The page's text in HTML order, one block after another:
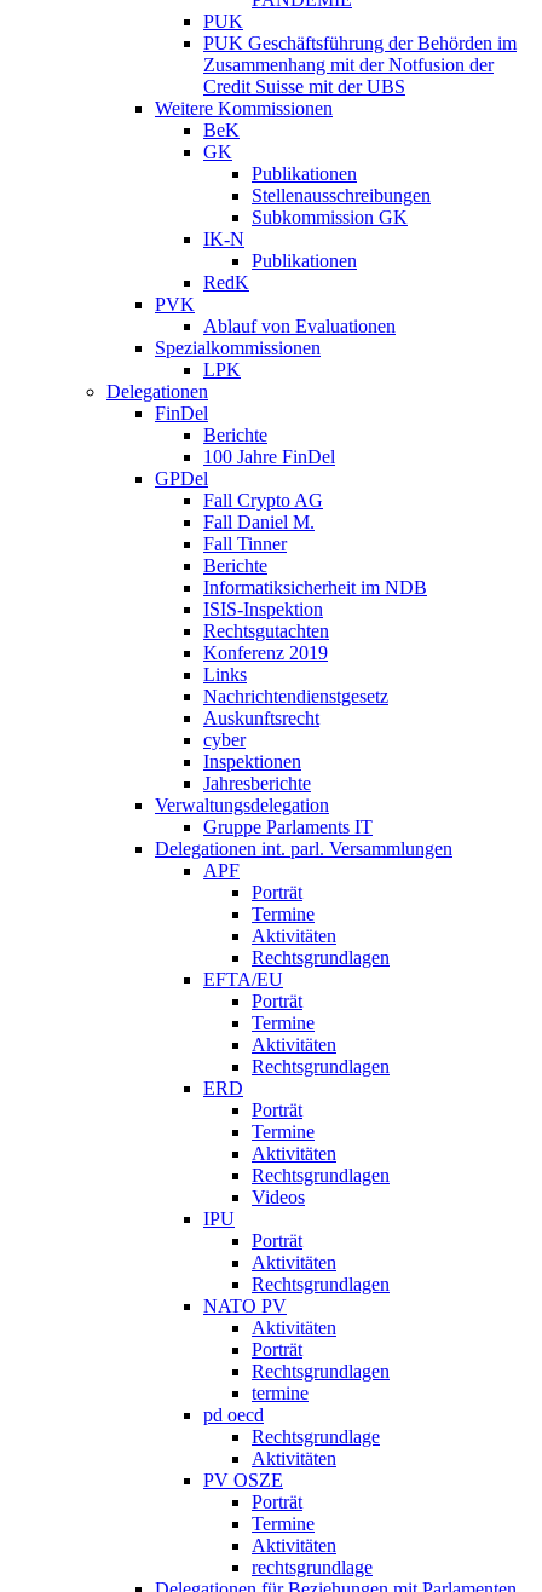
PUK
PUK Geschäftsführung der Behörden im
Zusammenhang mit der Notfusion der
Credit Suisse mit der UBS
Weitere Kommissionen
BeK
GK
Publikationen
Stellenausschreibungen
Subkommission GK
IK-N
Publikationen
RedK
PVK
Ablauf von Evaluationen
Spezialkommissionen
LPK
Delegationen
FinDel
Berichte
100 Jahre FinDel
GPDel
Fall Crypto AG
Fall Daniel M.
Fall Tinner
Berichte
Informatiksicherheit ­im NDB
ISIS-Inspektion
Rechtsgutachten
Konferenz 2019
Links
Nachrichtendienstgesetz
Auskunftsrecht
cyber
Inspektionen
Jahresberichte
Verwaltungsdelegation
Gruppe Parlaments IT
Delegationen int. parl. Versammlungen
APF
Porträt
Termine
Aktivitäten
Rechtsgrundlagen
EFTA/EU
Porträt
Termine
Aktivitäten
Rechtsgrundlagen
ERD
Porträt
Termine
Aktivitäten
Rechtsgrundlagen
Videos
IPU
Porträt
Aktivitäten
Rechtsgrundlagen
NATO PV
Aktivitäten
Porträt
Rechtsgrundlagen
termine
pd oecd
Rechtsgrundlage
Aktivitäten
PV OSZE
Porträt
Termine
Aktivitäten
rechtsgrundlage